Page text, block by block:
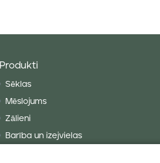
Produkti
Sēklas
Mēslojums
Zālieni
Barība un izejvielas